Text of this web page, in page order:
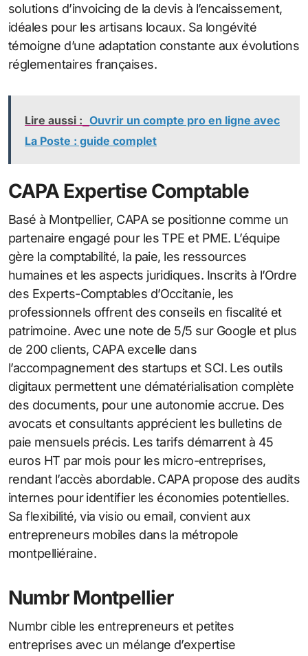
solutions d’invoicing de la devis à l’encaissement,
idéales pour les artisans locaux. Sa longévité
témoigne d’une adaptation constante aux évolutions
réglementaires françaises.
Lire aussi : Ouvrir un compte pro en ligne avec
La Poste : guide complet
CAPA Expertise Comptable
Basé à Montpellier, CAPA se positionne comme un
partenaire engagé pour les TPE et PME. L’équipe
gère la comptabilité, la paie, les ressources
humaines et les aspects juridiques. Inscrits à l’Ordre
des Experts-Comptables d’Occitanie, les
professionnels offrent des conseils en fiscalité et
patrimoine. Avec une note de 5/5 sur Google et plus
de 200 clients, CAPA excelle dans
l’accompagnement des startups et SCI. Les outils
digitaux permettent une dématérialisation complète
des documents, pour une autonomie accrue. Des
avocats et consultants apprécient les bulletins de
paie mensuels précis. Les tarifs démarrent à 45
euros HT par mois pour les micro-entreprises,
rendant l’accès abordable. CAPA propose des audits
internes pour identifier les économies potentielles.
Sa flexibilité, via visio ou email, convient aux
entrepreneurs mobiles dans la métropole
montpelliéraine.
Numbr Montpellier
Numbr cible les entrepreneurs et petites
entreprises avec un mélange d’expertise